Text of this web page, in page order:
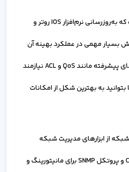
همچنین، باید توجه داشت که به‌روزرسانی نرم‌افزار IOS روتر و
بسیار مهمی در عملکرد بهینه آن
دارد. بهره‌گیری از قابلیت‌های پیشرفته مانند QoS و ACL نیازمند
به بهترین شکل از امکانات
از ابزارهای مدیریت شبکه
سیسکو مانند CiscoWorks و پروتکل SNMP برای مانیتورینگ و